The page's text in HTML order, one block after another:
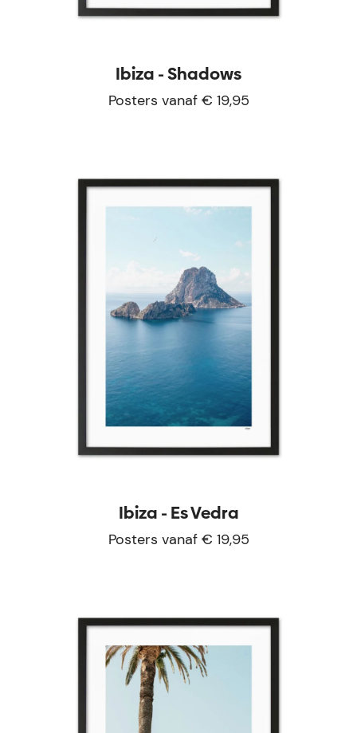
Ibiza - Shadows
Posters vanaf € 19,95
Ibiza - Es Vedra
Posters vanaf € 19,95